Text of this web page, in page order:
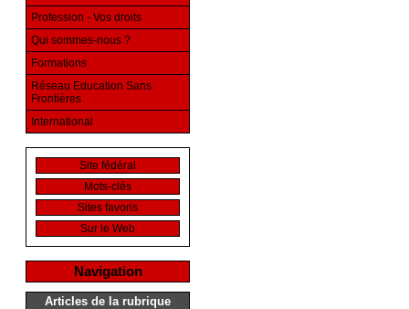
Profession - Vos droits
Qui sommes-nous ?
Formations
Réseau Education Sans
Frontières
International
Site fédéral
Mots-clés
Sites favoris
Sur le Web
Navigation
Articles de la rubrique